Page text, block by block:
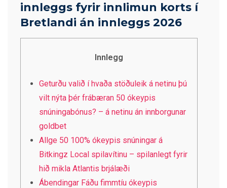
innleggs fyrir innlimun korts í
Bretlandi án innleggs 2026
Innlegg
Geturðu valið í hvaða stöðuleik á netinu þú
vilt nýta þér frábæran 50 ókeypis
snúningabónus? – á netinu án innborgunar
goldbet
Allge 50 100% ókeypis snúningar á
Bitkingz Local spilavítinu – spilanlegt fyrir
hið mikla Atlantis brjálæði
Ábendingar Fáðu fimmtíu ókeypis